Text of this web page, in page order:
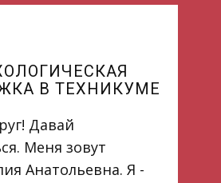
В ТЕХНИКУМЕ
Давай
Меня зовут
Анатольевна. Я -